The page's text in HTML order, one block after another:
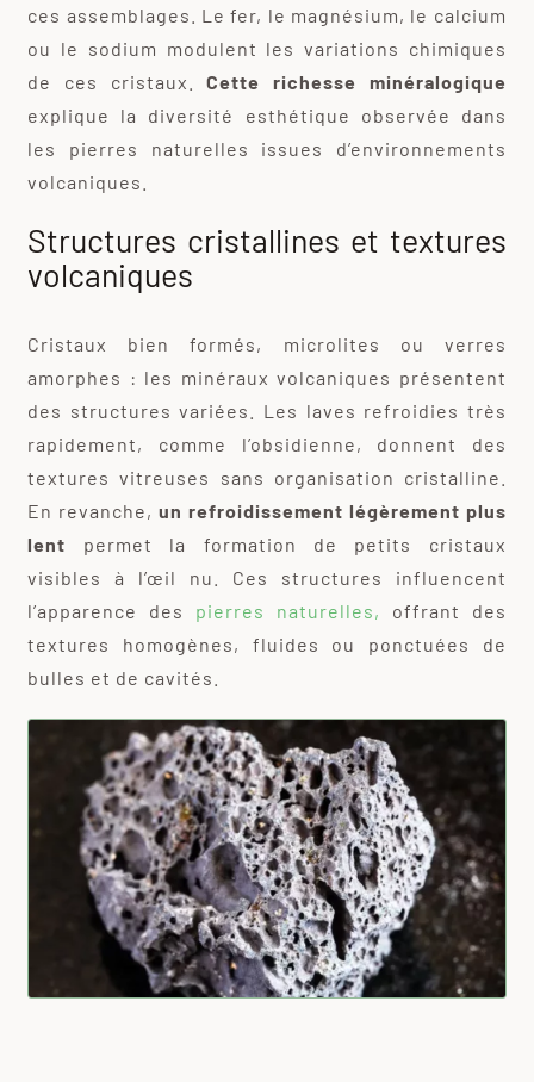
ces assemblages. Le fer, le magnésium, le calcium
ou le sodium modulent les variations chimiques
de ces cristaux.Cette richesse minéralogique
explique la diversité esthétique observée dans
les pierres naturelles issues d’environnements
volcaniques.
Structures cristallines et textures
volcaniques
Cristaux bien formés, microlites ou verres
amorphes : les minéraux volcaniques présentent
des structures variées. Les laves refroidies très
rapidement, comme l’obsidienne, donnent des
textures vitreuses sans organisation cristalline.
En revanche,un refroidissement légèrement plus
lent permet la formation de petits cristaux
visibles à l’œil nu. Ces structures influencent
l’apparence des pierres naturelles,
offrant des
textures homogènes, fluides ou ponctuées de
bulles et de cavités.